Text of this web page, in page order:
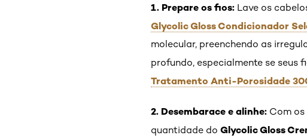
1. Prepare os fios: Lave os
Glycolic Gloss Condicionador
molecular, preenchendo as
profundo, especialmente se seus
Tratamento Anti-Porosidade
2. Desembarace e alinhe: Com os
quantidade do Glycolic Gloss